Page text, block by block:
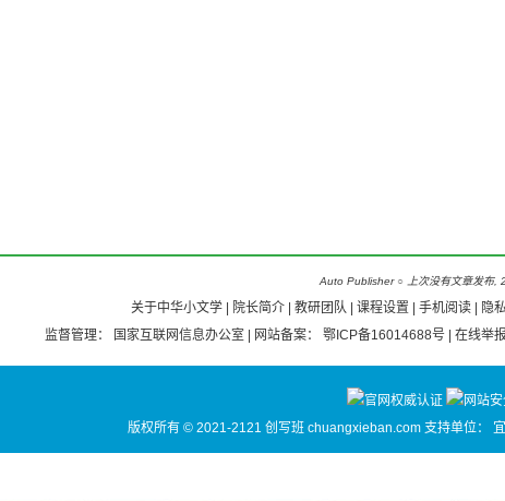
Auto Publisher ○ 上次没有文章发布
关于中华小文学 院长简介 教研团队 课程设置 | 手机阅读 隐
监督管理：
国家互联网信息办公室 | 网站备案： 鄂ICP备16014688号 | 在线举
版权所有 © 2021-2121 创写班 chuangxieban.com 支持单位：